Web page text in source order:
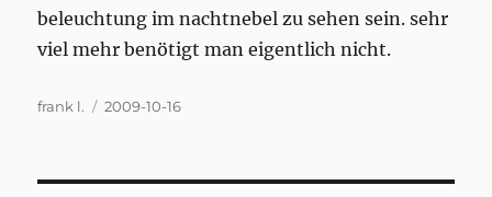
beleuchtung im nachtnebel zu sehen sein. sehr
viel mehr benötigt man eigentlich nicht.
Author
frank l.
Posted
2009-10-16